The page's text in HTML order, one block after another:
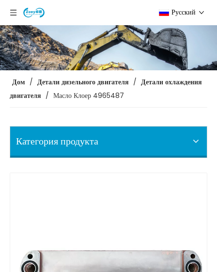
Pусский
Дом / Детали дизельного двигателя / Детали охлаждения
двигателя / Масло Клоер 4965487
Категория продукта